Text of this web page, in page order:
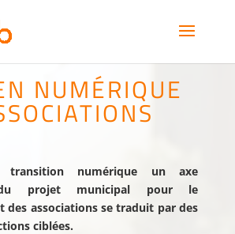
NUMÉRIQUE
numérique un axe
projet municipal pour le
des associations se traduit par des
ciblées.